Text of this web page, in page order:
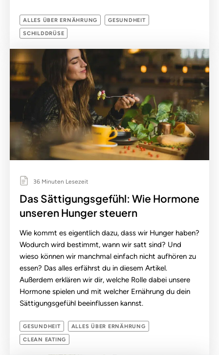
ALLES ÜBER ERNÄHRUNG GESUNDHEIT
SCHILDDRÜSE
36 Minuten Lesezeit
Das Sättigungsgefühl: Wie Hormone
unseren Hunger steuern
Wie kommt es eigentlich dazu, dass wir Hunger haben?
Wodurch wird bestimmt, wann wir satt sind? Und
wieso können wir manchmal einfach nicht aufhören zu
essen? Das alles erfährst du in diesem Artikel.
Außerdem erklären wir dir, welche Rolle dabei unsere
Hormone spielen und mit welcher Ernährung du dein
Sättigungsgefühl beeinflussen kannst.
GESUNDHEIT ALLES ÜBER ERNÄHRUNG
CLEAN EATING